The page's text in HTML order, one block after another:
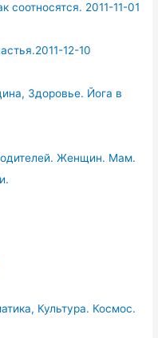
2011-11-01
12-10
Здоровье. Йога в
Женщин. Мам.
Культура. Космос.